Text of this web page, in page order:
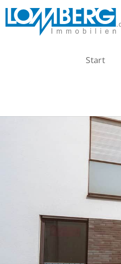
Zum
Inhalt
Start